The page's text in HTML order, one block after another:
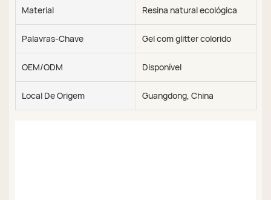
Material Resina natural ecológica
Palavras-Chave Gel com glitter colorido
OEM/ODM Disponível
Local De Origem Guangdong, China